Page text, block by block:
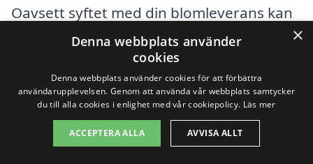
Oavsett syftet med din blomleverans kan
du vara säker på att blombud i Mörarp
kommer att hjälpa dig att uttrycka dina
känslor på ett vackert sätt. Att skicka
blommor har aldrig varit enklare, och den
glädje och den känsla av omtanke som
×
Denna webbplats använder
cookies
Denna webbplats använder cookies för att förbättra
användarupplevelsen. Genom att använda vår webbplats samtycker
du till alla cookies i enlighet med vår cookiepolicy. Läs mer
ACCEPTERA ALLA AVVISA ALLT